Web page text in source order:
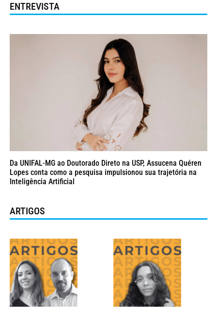
ENTREVISTA
Da UNIFAL-MG ao Doutorado Direto na USP, Assucena Quéren
Lopes conta como a pesquisa impulsionou sua trajetória na
Inteligência Artificial
ARTIGOS